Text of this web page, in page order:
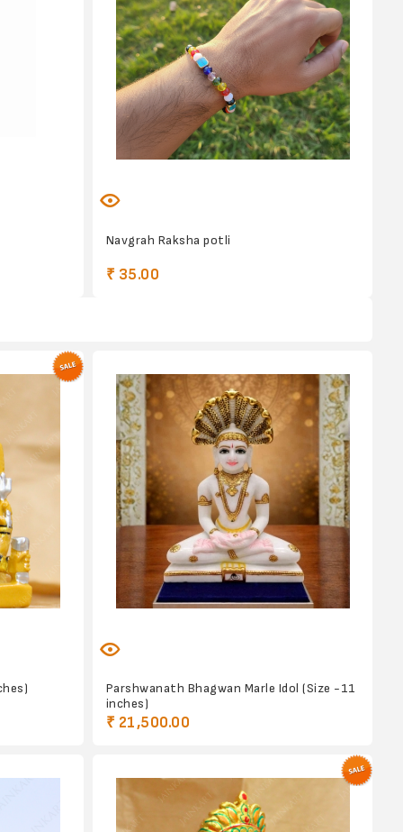
Navgrah Raksha potli
₹ 35.00
Parshwanath Bhagwan Marle Idol (Size -11
inches)
₹ 21,500.00